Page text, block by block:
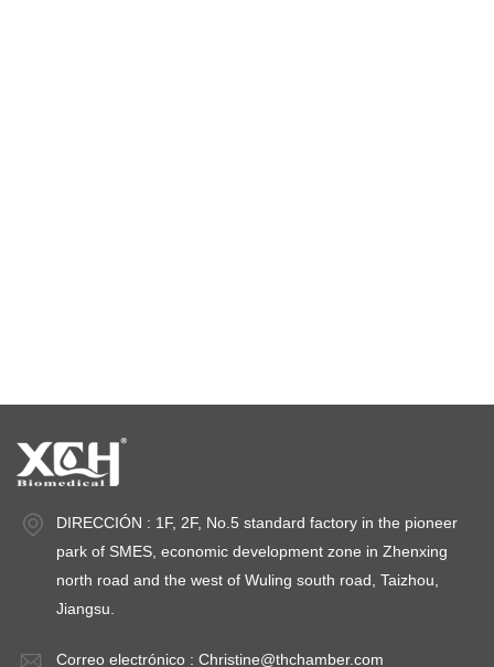
DIRECCIÓN : 1F, 2F, No.5 standard factory in the pioneer
park of SMES, economic development zone in Zhenxing
north road and the west of Wuling south road, Taizhou,
Jiangsu.
Correo electrónico : Christine@thchamber.com